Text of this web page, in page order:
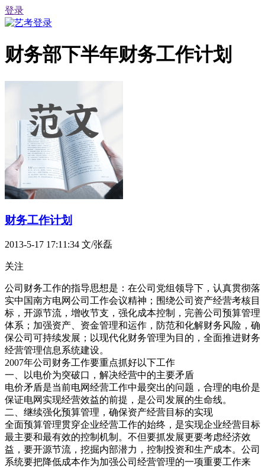
登录
财务部下半年财务工作计划
财务工作计划
2013-5-17 17:11:34 文/张磊
关注
公司财务工作的指导思想是：在公司党组领导下，认真贯彻落
实中国南方电网公司工作会议精神；围绕公司资产经营考核目
标，开源节流，增收节支，强化成本控制，完善公司预算管理
体系；加强资产、资金管理和运作，防范和化解财务风险，确
保公司可持续发展；以现代化财务管理为目的，全面推进财务
经营管理信息系统建设。
2007年公司财务工作要重点抓好以下工作
一、以电价为突破口，解决经营中的主要矛盾
电价矛盾是当前电网经营工作中最突出的问题，合理的电价是
保证电网实现经营效益的前提，是公司发展的生命线。
二、继续强化预算管理，确保资产经营目标的实现
全面预算管理贯穿企业经营工作的始终，是实现企业经营目标
最主要和最有效的控制机制。不但要抓发展更要考虑经济效
益，要开源节流，挖掘内部潜力，控制投资和生产成本。公司
系统要把降低成本作为加强公司经营管理的一项重要工作来